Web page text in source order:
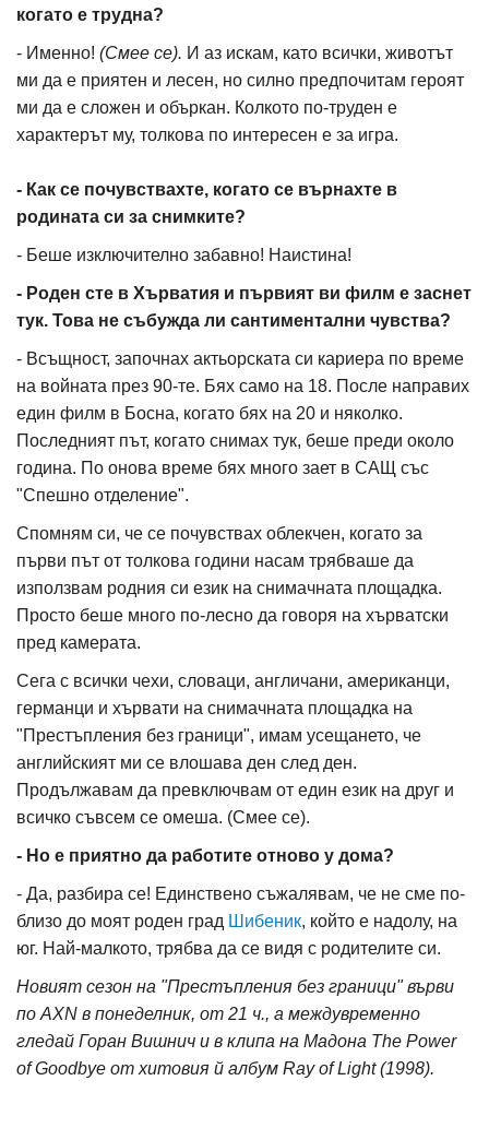
когато е трудна?
- Именно! (Смее се). И аз искам, като всички, животът
ми да е приятен и лесен, но силно предпочитам героят
ми да е сложен и объркан. Колкото по-труден е
характерът му, толкова по интересен е за игра.
- Как се почувствахте, когато се върнахте в
родината си за снимките?
- Беше изключително забавно! Наистина!
- Роден сте в Хърватия и първият ви филм е заснет
тук. Това не събужда ли сантиментални чувства?
- Всъщност, започнах актьорската си кариера по време
на войната през 90-те. Бях само на 18. После направих
един филм в Босна, когато бях на 20 и няколко.
Последният път, когато снимах тук, беше преди около
година. По онова време бях много зает в САЩ със
"Спешно отделение".
Спомням си, че се почувствах облекчен, когато за
първи път от толкова години насам трябваше да
използвам родния си език на снимачната площадка.
Просто беше много по-лесно да говоря на хърватски
пред камерата.
Сега с всички чехи, словаци, англичани, американци,
германци и хървати на снимачната площадка на
"Престъпления без граници", имам усещането, че
английският ми се влошава ден след ден.
Продължавам да превключвам от един език на друг и
всичко съвсем се омеша. (Смее се).
- Но е приятно да работите отново у дома?
- Да, разбира се! Единствено съжалявам, че не сме по-
близо до моят роден град Шибеник, който е надолу, на
юг. Най-малкото, трябва да се видя с родителите си.
Новият сезон на "Престъпления без граници" върви
по AXN в понеделник, от 21 ч., а междувременно
гледай Горан Вишнич и в клипа на Мадона The Power
of Goodbye от хитовия й албум Ray of Light (1998).